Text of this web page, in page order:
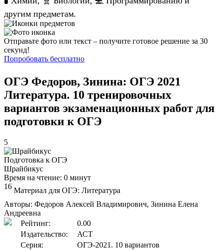
другим предметам.
Отправьте фото или текст – получите готовое решение за 30
секунд!
Попробовать бесплатно
ОГЭ Федоров, Зинина: ОГЭ 2021
Литература. 10 тренировочных
вариантов экзаменационных работ для
подготовки к ОГЭ
5
Подготовка к ОГЭ
Шрайбикус
Время на чтение: 0 минут
16 Материал для ОГЭ: Литература
Авторы: Федоров Алексей Владимирович, Зинина Елена
Андреевна
Рейтинг:
0.00
Издательство:
АСТ
Серия:
ОГЭ-2021. 10 вариантов